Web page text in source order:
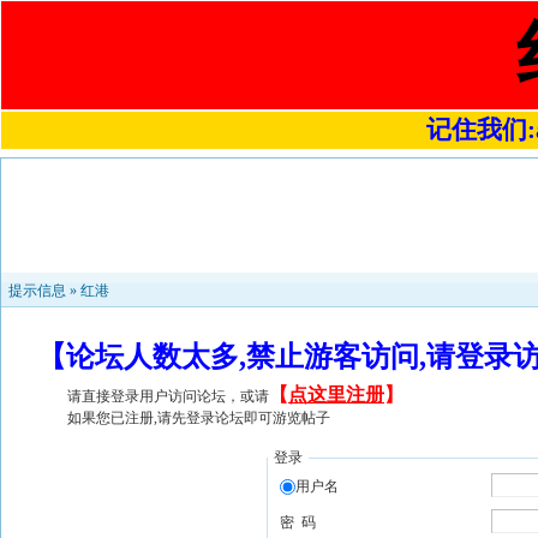
记住我们
提示信息 » 红港
【论坛人数太多,禁止游客访问,请登
请直接登录用户访问论坛，或请 【 点这里注册】
如果您已注册,请先登录论坛即可游览帖子
登录
用户名
密 码